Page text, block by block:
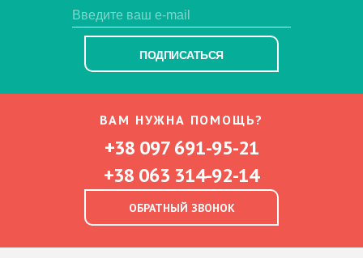
ПОДПИСАТЬСЯ
ВАМ НУЖНА ПОМОЩЬ?
+38 097 691-95-21
+38 063 314-92-14
ОБРАТНЫЙ ЗВОНОК